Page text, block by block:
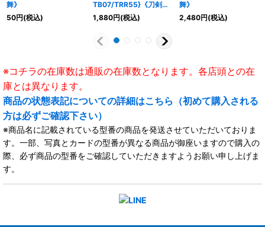
舞》
50円(税込)
TB07/TRR55}《刀剣乱
舞》
1,880円(税込)
舞》
2,480円(税込)
※コチラの在庫数は通販の在庫数となります。各店頭との在
庫とは異なります。
商品の状態表記についての詳細はこちら（初めて購入される
方は必ずご確認下さい）
※商品名に記載されている型番の商品を発送させていただいておりま
す。一部、写真とカードの型番が異なる商品が御座いますので購入の
際、必ず商品の型番をご確認していただきますようお願い申し上げま
す。